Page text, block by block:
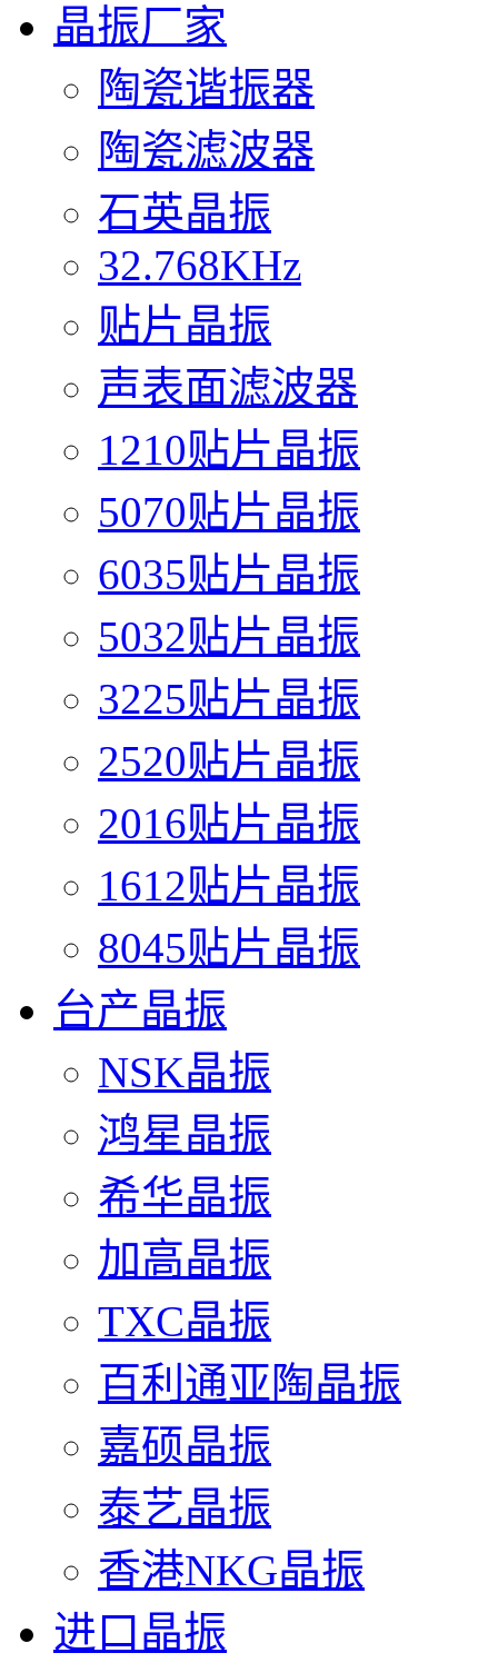
晶振厂家
陶瓷谐振器
陶瓷滤波器
石英晶振
32.768KHz
贴片晶振
声表面滤波器
1210贴片晶振
5070贴片晶振
6035贴片晶振
5032贴片晶振
3225贴片晶振
2520贴片晶振
2016贴片晶振
1612贴片晶振
8045贴片晶振
台产晶振
NSK晶振
鸿星晶振
希华晶振
加高晶振
TXC晶振
百利通亚陶晶振
嘉硕晶振
泰艺晶振
香港NKG晶振
进口晶振